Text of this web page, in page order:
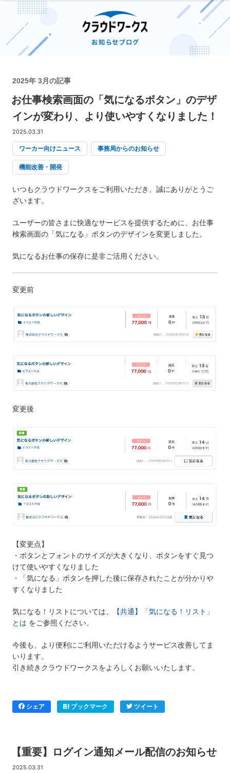
2025年 3月の記事
お仕事検索画面の「気になるボタン」のデザ
インが変わり、より使いやすくなりました！
2025.03.31
ワーカー向けニュース 事務局からのお知らせ
機能改善・開発
いつもクラウドワークスをご利用いただき、誠にありがとうご
ざいます。
ユーザーの皆さまに快適なサービスを提供するために、お仕事
検索画面の「気になる」ボタンのデザインを変更しました。
気になるお仕事の保存に是非ご活用ください。
変更前
変更後
【変更点】
・ボタンとフォントのサイズが大きくなり、ボタンをすぐ見つ
けて使いやすくなりました
・「気になる」ボタンを押した後に保存されたことが分かりや
すくなりました
気になる！リストについては、
【共通】「気になる！リスト」
とは をご参照ください。
今後も、より便利にご利用いただけるようサービス改善してま
いります。
引き続きクラウドワークスをよろしくお願いいたします。
シェア ブックマーク ツイート
【重要】ログイン通知メール配信のお知らせ
2025.03.31